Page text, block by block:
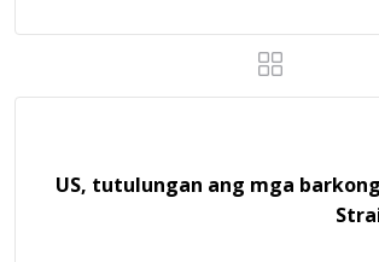
US, tutulungan ang mga